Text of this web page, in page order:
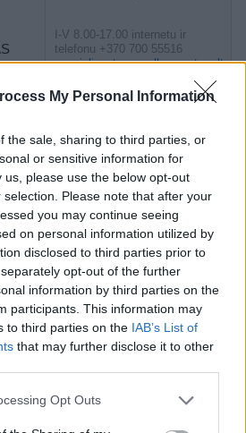
My Personal Information
the sale, sharing to third parties, or
or sensitive information for
please use the below opt-out
Please note that after your
you may continue seeing
on personal information utilized by
disclosed to third parties prior to
opt-out of the further
information by third parties on the
participants. This information may
to third parties on the IAB’s List of
that may further disclose it to other
Opt Outs
I-V 8.00-17.00 internetu ir
telefonu +370 700 55516
specializuotospagalboscentras.lt
ir
+370 800 77277 I–VII (kasdien)
16.00–19.00 val.
+370 612 03 800 (I–VII 00:00–
24:00)
neisnesiotukas.lt
www.krizesiveikimas.lt
Antakalnio g. 97–47, Vilnius (I–